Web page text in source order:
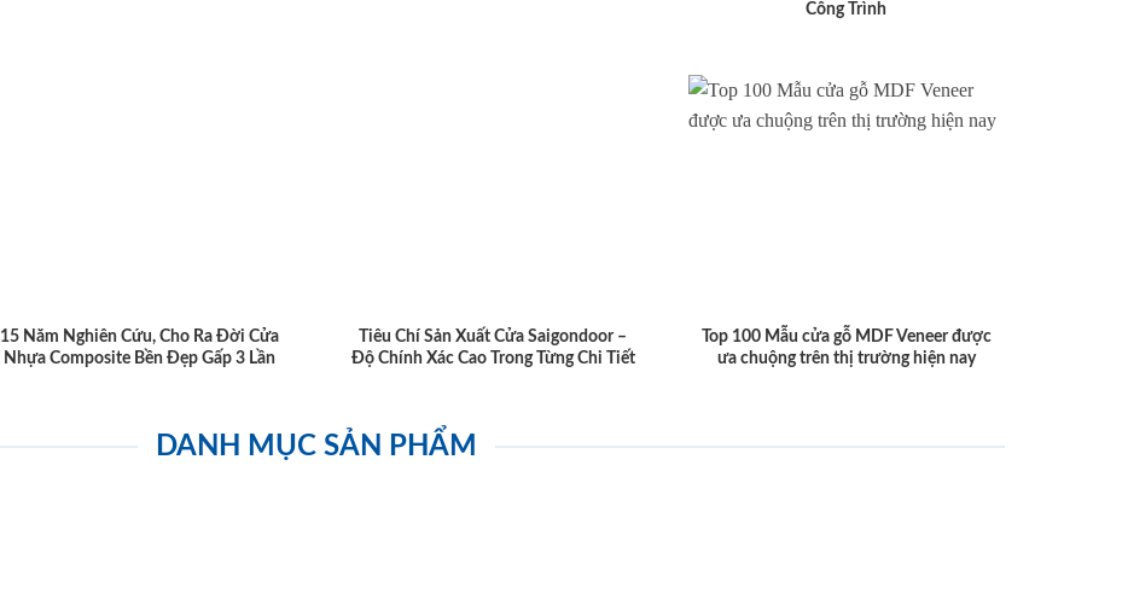
Công Trình
15 Năm Nghiên Cứu, Cho Ra Đời Cửa
Nhựa Composite Bền Đẹp Gấp 3 Lần
Tiêu Chí Sản Xuất Cửa Saigondoor –
Độ Chính Xác Cao Trong Từng Chi Tiết
Top 100 Mẫu cửa gỗ MDF Veneer được
ưa chuộng trên thị trường hiện nay
DANH MỤC SẢN PHẨM